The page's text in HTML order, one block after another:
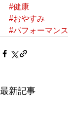
#健康
#おやすみ
#パフォーマンス
最新記事